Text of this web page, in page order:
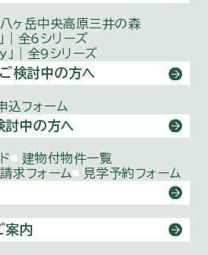
八ヶ岳中央高原三井の森
｜全6シリーズ
｜全9シリーズ
検討中の方へ
込フォーム
討中の方へ
建物付物件一覧
求フォーム 見学予約フォーム
案内